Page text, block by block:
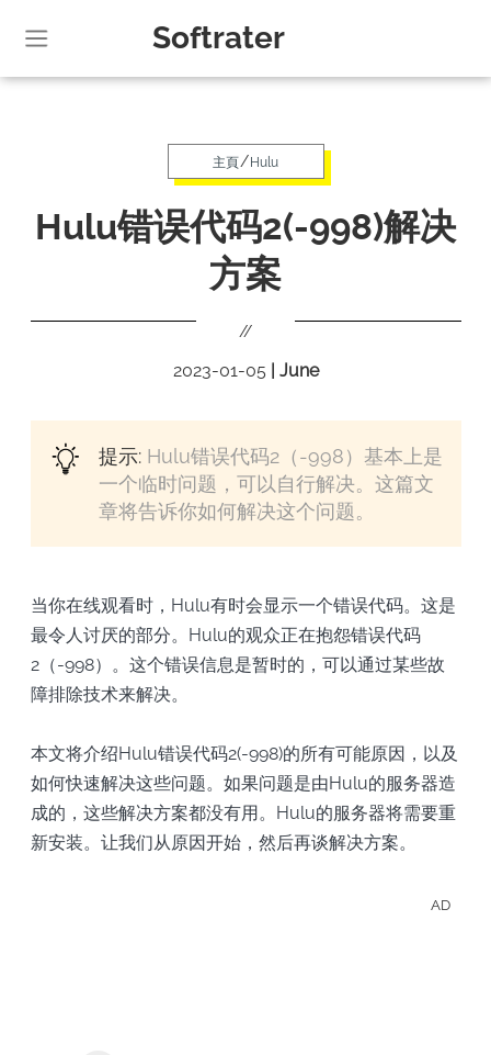
Softrater
主頁/Hulu
Hulu错误代码2(-998)解决
方案
//
2023-01-05 | June
提示:Hulu错误代码2（-998）基本上是
一个临时问题，可以自行解决。这篇文
章将告诉你如何解决这个问题。
当你在线观看时，Hulu有时会显示一个错误代码。这是
最令人讨厌的部分。Hulu的观众正在抱怨错误代码
2（-998）。这个错误信息是暂时的，可以通过某些故
障排除技术来解决。
本文将介绍Hulu错误代码2(-998)的所有可能原因，以及
如何快速解决这些问题。如果问题是由Hulu的服务器造
成的，这些解决方案都没有用。Hulu的服务器将需要重
新安装。让我们从原因开始，然后再谈解决方案。
AD